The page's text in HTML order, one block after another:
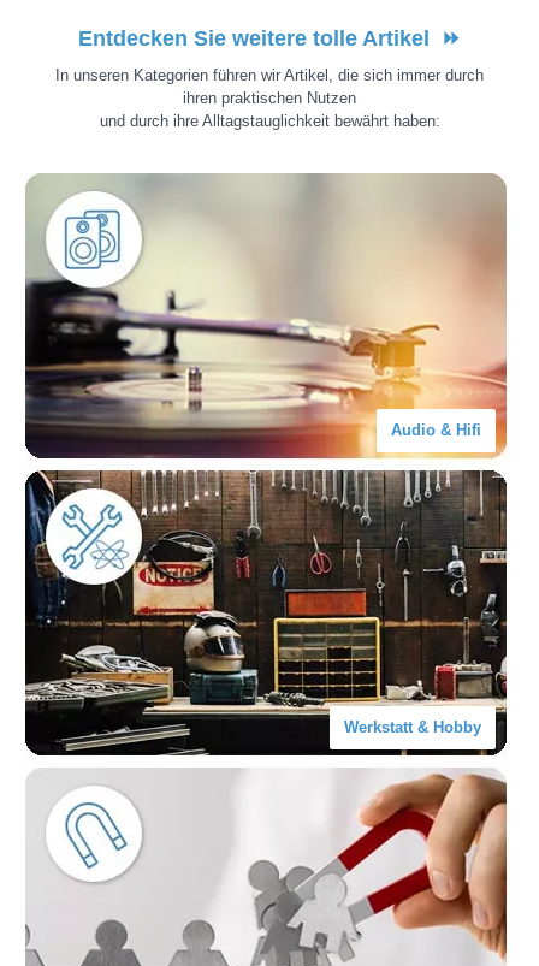
Entdecken Sie weitere tolle Artikel ⏩
In unseren Kategorien führen wir Artikel, die sich immer durch
ihren praktischen Nutzen
und durch ihre Alltagstauglichkeit bewährt haben:
Audio & Hifi
Werkstatt & Hobby